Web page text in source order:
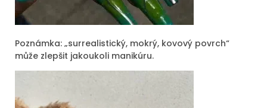
Poznámka: „surrealistický, mokrý, kovový povrch“
může zlepšit jakoukoli manikúru.